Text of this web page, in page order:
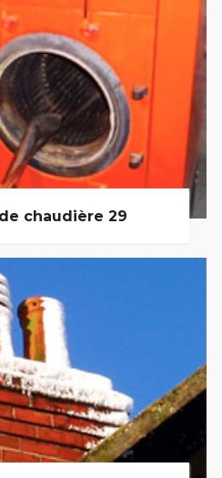
chaudière 29